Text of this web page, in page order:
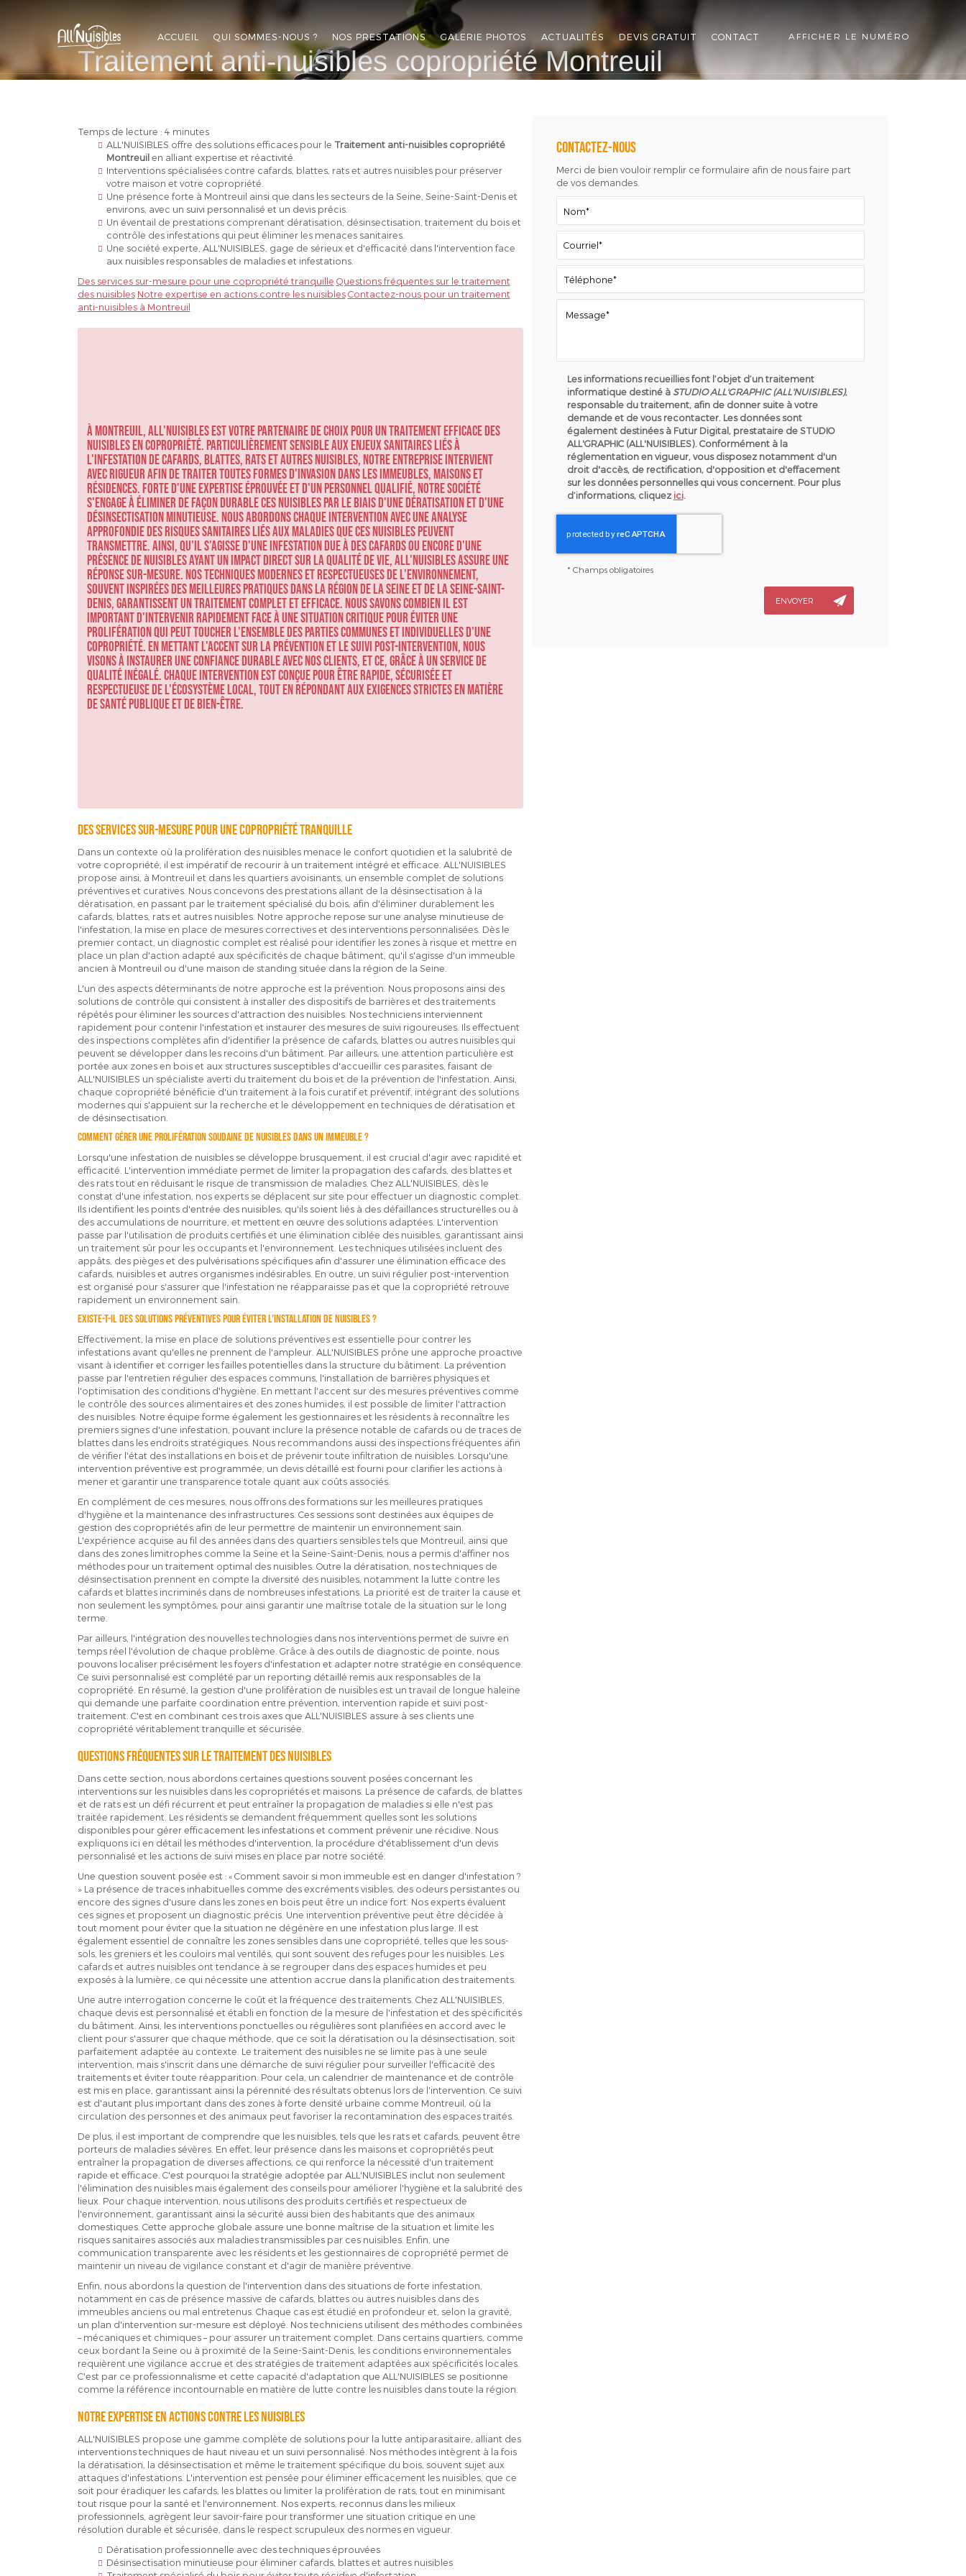
ACCUEIL QUI SOMMES-NOUS ? NOS PRESTATIONS GALERIE PHOTOS ACTUALITÉS DEVIS GRATUIT CONTACT AFFICHER LE NUMÉRO
Traitement anti-nuisibles copropriété Montreuil
Temps de lecture : 4 minutes
ALL'NUISIBLES offre des solutions efficaces pour le Traitement anti-nuisibles copropriété
Montreuilen alliant expertise et réactivité.
Interventions spécialisées contre cafards, blattes, rats et autres nuisibles pour préserver
votre maison et votre copropriété.
Une présence forte à Montreuil ainsi que dans les secteurs de la Seine, Seine-Saint-Denis et
environs, avec un suivi personnalisé et un devis précis.
Un éventail de prestations comprenant dératisation, désinsectisation, traitement du bois et
contrôle des infestations qui peut éliminer les menaces sanitaires.
Une société experte, ALL'NUISIBLES, gage de sérieux et d'efficacité dans l'intervention face
aux nuisibles responsables de maladies et infestations.
Des services sur-mesure pour une copropriété tranquille Questions fréquentes sur le traitement
des nuisibles Notre expertise en actions contre les nuisibles Contactez-nous pour un traitement
anti-nuisibles à Montreuil
À Montreuil, ALL'NUISIBLES est votre partenaire de choix pour un traitement efficace des
nuisibles en copropriété. Particulièrement sensible aux enjeux sanitaires liés à
l'infestation de cafards, blattes, rats et autres nuisibles, notre entreprise intervient
avec rigueur afin de traiter toutes formes d'invasion dans les immeubles, maisons et
résidences. Forte d'une expertise éprouvée et d'un personnel qualifié, notre société
s'engage à éliminer de façon durable ces nuisibles par le biais d'une dératisation et d'une
désinsectisation minutieuse. Nous abordons chaque intervention avec une analyse
approfondie des risques sanitaires liés aux maladies que ces nuisibles peuvent
transmettre. Ainsi, qu'il s'agisse d'une infestation due à des cafards ou encore d'une
présence de nuisibles ayant un impact direct sur la qualité de vie, ALL'NUISIBLES assure une
réponse sur-mesure. Nos techniques modernes et respectueuses de l'environnement,
souvent inspirées des meilleures pratiques dans la région de la Seine et de la Seine-Saint-
Denis, garantissent un traitement complet et efficace. Nous savons combien il est
important d'intervenir rapidement face à une situation critique pour éviter une
prolifération qui peut toucher l'ensemble des parties communes et individuelles d'une
copropriété. En mettant l'accent sur la prévention et le suivi post-intervention, nous
visons à instaurer une confiance durable avec nos clients, et ce, grâce à un service de
qualité inégalé. Chaque intervention est conçue pour être rapide, sécurisée et
respectueuse de l'écosystème local, tout en répondant aux exigences strictes en matière
de santé publique et de bien-être.
Des services sur-mesure pour une copropriété tranquille
Dans un contexte où la prolifération des nuisibles menace le confort quotidien et la salubrité de
votre copropriété, il est impératif de recourir à un traitement intégré et efficace. ALL'NUISIBLES
propose ainsi, à Montreuil et dans les quartiers avoisinants, un ensemble complet de solutions
préventives et curatives. Nous concevons des prestations allant de la désinsectisation à la
dératisation, en passant par le traitement spécialisé du bois, afin d'éliminer durablement les
cafards, blattes, rats et autres nuisibles. Notre approche repose sur une analyse minutieuse de
l'infestation, la mise en place de mesures correctives et des interventions personnalisées. Dès le
premier contact, un diagnostic complet est réalisé pour identifier les zones à risque et mettre en
place un plan d'action adapté aux spécificités de chaque bâtiment, qu'il s'agisse d'un immeuble
ancien à Montreuil ou d'une maison de standing située dans la région de la Seine.
L'un des aspects déterminants de notre approche est la prévention. Nous proposons ainsi des
solutions de contrôle qui consistent à installer des dispositifs de barrières et des traitements
répétés pour éliminer les sources d'attraction des nuisibles. Nos techniciens interviennent
rapidement pour contenir l'infestation et instaurer des mesures de suivi rigoureuses. Ils effectuent
des inspections complètes afin d'identifier la présence de cafards, blattes ou autres nuisibles qui
peuvent se développer dans les recoins d'un bâtiment. Par ailleurs, une attention particulière est
portée aux zones en bois et aux structures susceptibles d'accueillir ces parasites, faisant de
ALL'NUISIBLES un spécialiste averti du traitement du bois et de la prévention de l'infestation. Ainsi,
chaque copropriété bénéficie d'un traitement à la fois curatif et préventif, intégrant des solutions
modernes qui s'appuient sur la recherche et le développement en techniques de dératisation et
de désinsectisation.
Comment gérer une prolifération soudaine de nuisibles dans un immeuble ?
Lorsqu'une infestation de nuisibles se développe brusquement, il est crucial d'agir avec rapidité et
efficacité. L'intervention immédiate permet de limiter la propagation des cafards, des blattes et
des rats tout en réduisant le risque de transmission de maladies. Chez ALL'NUISIBLES, dès le
constat d'une infestation, nos experts se déplacent sur site pour effectuer un diagnostic complet.
Ils identifient les points d'entrée des nuisibles, qu'ils soient liés à des défaillances structurelles ou à
des accumulations de nourriture, et mettent en œuvre des solutions adaptées. L'intervention
passe par l'utilisation de produits certifiés et une élimination ciblée des nuisibles, garantissant ainsi
un traitement sûr pour les occupants et l'environnement. Les techniques utilisées incluent des
appâts, des pièges et des pulvérisations spécifiques afin d'assurer une élimination efficace des
cafards, nuisibles et autres organismes indésirables. En outre, un suivi régulier post-intervention
est organisé pour s'assurer que l'infestation ne réapparaisse pas et que la copropriété retrouve
rapidement un environnement sain.
Existe-t-il des solutions préventives pour éviter l'installation de nuisibles ?
Effectivement, la mise en place de solutions préventives est essentielle pour contrer les
infestations avant qu'elles ne prennent de l'ampleur. ALL'NUISIBLES prône une approche proactive
visant à identifier et corriger les failles potentielles dans la structure du bâtiment. La prévention
passe par l'entretien régulier des espaces communs, l'installation de barrières physiques et
l'optimisation des conditions d'hygiène. En mettant l'accent sur des mesures préventives comme
le contrôle des sources alimentaires et des zones humides, il est possible de limiter l'attraction
des nuisibles. Notre équipe forme également les gestionnaires et les résidents à reconnaître les
premiers signes d'une infestation, pouvant inclure la présence notable de cafards ou de traces de
blattes dans les endroits stratégiques. Nous recommandons aussi des inspections fréquentes afin
de vérifier l'état des installations en bois et de prévenir toute infiltration de nuisibles. Lorsqu'une
intervention préventive est programmée, un devis détaillé est fourni pour clarifier les actions à
mener et garantir une transparence totale quant aux coûts associés.
En complément de ces mesures, nous offrons des formations sur les meilleures pratiques
d'hygiène et la maintenance des infrastructures. Ces sessions sont destinées aux équipes de
gestion des copropriétés afin de leur permettre de maintenir un environnement sain.
L'expérience acquise au fil des années dans des quartiers sensibles tels que Montreuil, ainsi que
dans des zones limitrophes comme la Seine et la Seine-Saint-Denis, nous a permis d'affiner nos
méthodes pour un traitement optimal des nuisibles. Outre la dératisation, nos techniques de
désinsectisation prennent en compte la diversité des nuisibles, notamment la lutte contre les
cafards et blattes incriminés dans de nombreuses infestations. La priorité est de traiter la cause et
non seulement les symptômes, pour ainsi garantir une maîtrise totale de la situation sur le long
terme.
Par ailleurs, l'intégration des nouvelles technologies dans nos interventions permet de suivre en
temps réel l'évolution de chaque problème. Grâce à des outils de diagnostic de pointe, nous
pouvons localiser précisément les foyers d'infestation et adapter notre stratégie en conséquence.
Ce suivi personnalisé est complété par un reporting détaillé remis aux responsables de la
copropriété. En résumé, la gestion d'une prolifération de nuisibles est un travail de longue haleine
qui demande une parfaite coordination entre prévention, intervention rapide et suivi post-
traitement. C'est en combinant ces trois axes que ALL'NUISIBLES assure à ses clients une
copropriété véritablement tranquille et sécurisée.
Questions fréquentes sur le traitement des nuisibles
Dans cette section, nous abordons certaines questions souvent posées concernant les
interventions sur les nuisibles dans les copropriétés et maisons. La présence de cafards, de blattes
et de rats est un défi récurrent et peut entraîner la propagation de maladies si elle n'est pas
traitée rapidement. Les résidents se demandent fréquemment quelles sont les solutions
disponibles pour gérer efficacement les infestations et comment prévenir une récidive. Nous
expliquons ici en détail les méthodes d'intervention, la procédure d'établissement d'un devis
personnalisé et les actions de suivi mises en place par notre société.
Une question souvent posée est : « Comment savoir si mon immeuble est en danger d'infestation ?
» La présence de traces inhabituelles comme des excréments visibles, des odeurs persistantes ou
encore des signes d'usure dans les zones en bois peut être un indice fort. Nos experts évaluent
ces signes et proposent un diagnostic précis. Une intervention préventive peut être décidée à
tout moment pour éviter que la situation ne dégénère en une infestation plus large. Il est
également essentiel de connaître les zones sensibles dans une copropriété, telles que les sous-
sols, les greniers et les couloirs mal ventilés, qui sont souvent des refuges pour les nuisibles. Les
cafards et autres nuisibles ont tendance à se regrouper dans des espaces humides et peu
exposés à la lumière, ce qui nécessite une attention accrue dans la planification des traitements.
Une autre interrogation concerne le coût et la fréquence des traitements. Chez ALL'NUISIBLES,
chaque devis est personnalisé et établi en fonction de la mesure de l'infestation et des spécificités
du bâtiment. Ainsi, les interventions ponctuelles ou régulières sont planifiées en accord avec le
client pour s'assurer que chaque méthode, que ce soit la dératisation ou la désinsectisation, soit
parfaitement adaptée au contexte. Le traitement des nuisibles ne se limite pas à une seule
intervention, mais s'inscrit dans une démarche de suivi régulier pour surveiller l'efficacité des
traitements et éviter toute réapparition. Pour cela, un calendrier de maintenance et de contrôle
est mis en place, garantissant ainsi la pérennité des résultats obtenus lors de l'intervention. Ce suivi
est d'autant plus important dans des zones à forte densité urbaine comme Montreuil, où la
circulation des personnes et des animaux peut favoriser la recontamination des espaces traités.
De plus, il est important de comprendre que les nuisibles, tels que les rats et cafards, peuvent être
porteurs de maladies sévères. En effet, leur présence dans les maisons et copropriétés peut
entraîner la propagation de diverses affections, ce qui renforce la nécessité d'un traitement
rapide et efficace. C'est pourquoi la stratégie adoptée par ALL'NUISIBLES inclut non seulement
l'élimination des nuisibles mais également des conseils pour améliorer l'hygiène et la salubrité des
lieux. Pour chaque intervention, nous utilisons des produits certifiés et respectueux de
l'environnement, garantissant ainsi la sécurité aussi bien des habitants que des animaux
domestiques. Cette approche globale assure une bonne maîtrise de la situation et limite les
risques sanitaires associés aux maladies transmissibles par ces nuisibles. Enfin, une
communication transparente avec les résidents et les gestionnaires de copropriété permet de
maintenir un niveau de vigilance constant et d'agir de manière préventive.
Enfin, nous abordons la question de l'intervention dans des situations de forte infestation,
notamment en cas de présence massive de cafards, blattes ou autres nuisibles dans des
immeubles anciens ou mal entretenus. Chaque cas est étudié en profondeur et, selon la gravité,
un plan d'intervention sur-mesure est déployé. Nos techniciens utilisent des méthodes combinées
– mécaniques et chimiques – pour assurer un traitement complet. Dans certains quartiers, comme
ceux bordant la Seine ou à proximité de la Seine-Saint-Denis, les conditions environnementales
requièrent une vigilance accrue et des stratégies de traitement adaptées aux spécificités locales.
C'est par ce professionnalisme et cette capacité d'adaptation que ALL'NUISIBLES se positionne
comme la référence incontournable en matière de lutte contre les nuisibles dans toute la région.
Notre expertise en actions contre les nuisibles
ALL'NUISIBLES propose une gamme complète de solutions pour la lutte antiparasitaire, alliant des
interventions techniques de haut niveau et un suivi personnalisé. Nos méthodes intègrent à la fois
la dératisation, la désinsectisation et même le traitement spécifique du bois, souvent sujet aux
attaques d'infestations. L'intervention est pensée pour éliminer efficacement les nuisibles, que ce
soit pour éradiquer les cafards, les blattes ou limiter la prolifération de rats, tout en minimisant
tout risque pour la santé et l'environnement. Nos experts, reconnus dans les milieux
professionnels, agrègent leur savoir-faire pour transformer une situation critique en une
résolution durable et sécurisée, dans le respect scrupuleux des normes en vigueur.
Dératisation professionnelle avec des techniques éprouvées
Désinsectisation minutieuse pour éliminer cafards, blattes et autres nuisibles
Contactez-nous
Merci de bien vouloir remplir ce formulaire afin de nous faire part
de vos demandes.
Les informations recueillies font l’objet d’un traitement
informatique destiné àSTUDIO ALL'GRAPHIC (ALL'NUISIBLES),
responsable du traitement, afin de donner suite à votre
demande et de vous recontacter. Les données sont
également destinées à Futur Digital, prestataire de STUDIO
ALL'GRAPHIC (ALL'NUISIBLES). Conformément à la
réglementation en vigueur, vous disposez notamment d'un
droit d'accès, de rectification, d'opposition et d'effacement
sur les données personnelles qui vous concernent. Pour plus
d’informations, cliquez ici.
* Champs obligatoires